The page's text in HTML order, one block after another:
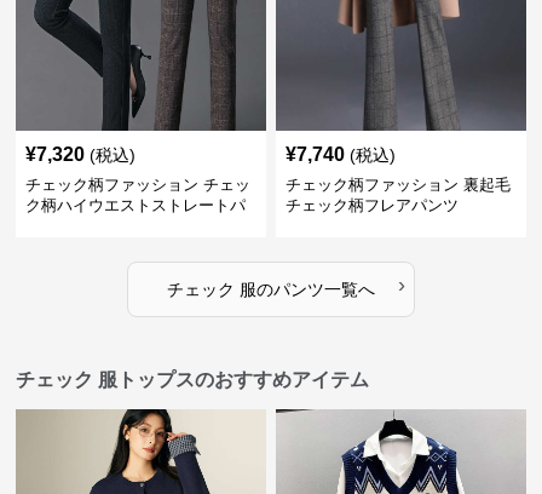
¥7,320 (税込)
チェック柄ファッション チェッ
ク柄ハイウエストストレートパ
¥7,740 (税込)
チェック柄ファッション 裏起毛
チェック柄フレアパンツ
チェック 服のパンツ一覧へ ›
チェック 服トップスのおすすめアイテム